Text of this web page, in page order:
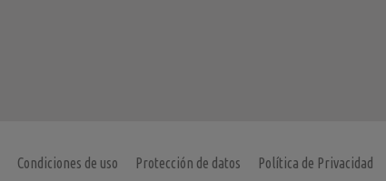
Condiciones de uso Protección de datos Política de Privacidad